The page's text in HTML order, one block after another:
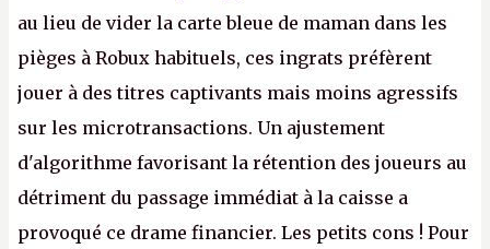
au lieu de vider la carte bleue de maman dans les
pièges à Robux habituels, ces ingrats préfèrent
jouer à des titres captivants mais moins agressifs
sur les microtransactions. Un ajustement
d'algorithme favorisant la rétention des joueurs au
détriment du passage immédiat à la caisse a
provoqué ce drame financier. Les petits cons ! Pour